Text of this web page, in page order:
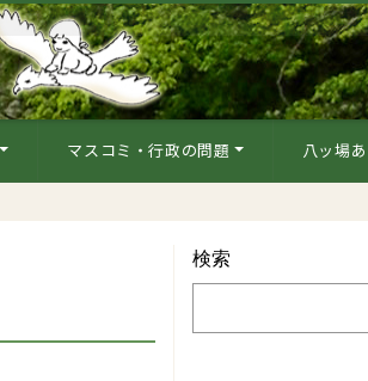
マスコミ・行政の問題 八ッ場
検索